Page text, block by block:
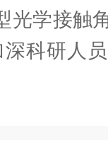
光学接触
科研人